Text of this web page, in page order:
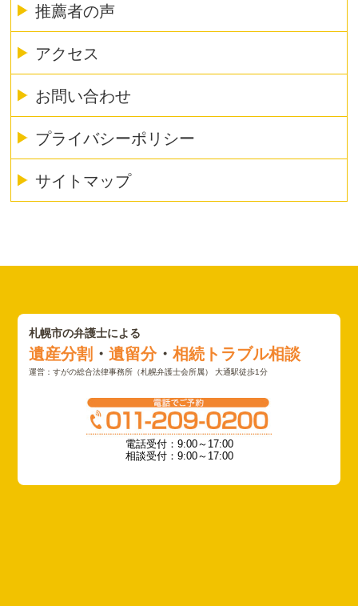
推薦者の声
アクセス
お問い合わせ
プライバシーポリシー
サイトマップ
札幌市の弁護士による
遺産分割 ・遺留分・相続トラブル相談
運営：すがの総合法律事務所（札幌弁護士会所属） 大通駅徒歩1分
電話受付：9:00～17:00
相談受付：9:00～17:00